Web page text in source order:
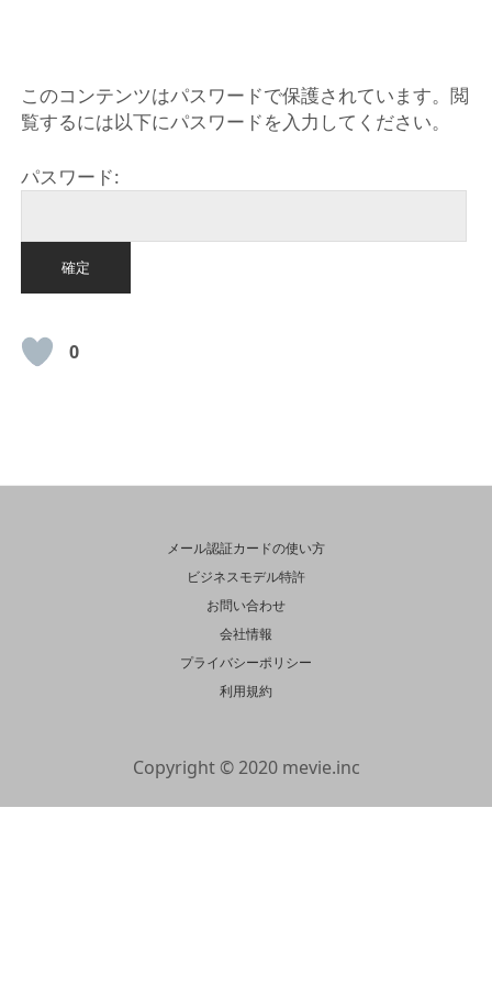
このコンテンツはパスワードで保護されています。閲
覧するには以下にパスワードを入力してください。
パスワード:
0
メール認証カードの使い方
ビジネスモデル特許
お問い合わせ
会社情報
プライバシーポリシー
利用規約
Copyright © 2020 mevie.inc